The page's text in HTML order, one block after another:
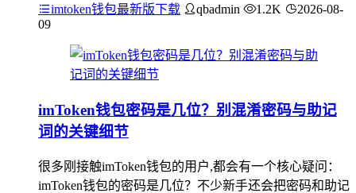
imtoken钱包最新版下载 qbadmin 1.2K
2026-08-
09
imToken钱包密码是几位？别混淆密码与助记
词的关键细节
很多刚接触imToken钱包的用户,都会有一个核心疑问：
imToken钱包的密码是几位？不少新手还会把密码和助记